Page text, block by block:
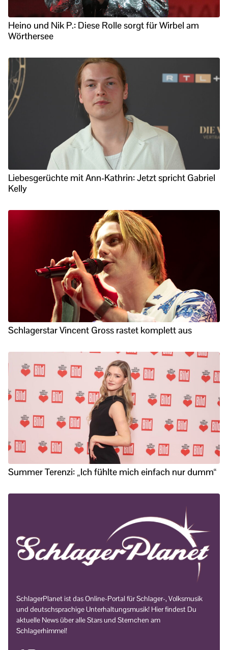
Heino und Nik P.: Diese Rolle sorgt für Wirbel am
Wörthersee
Liebesgerüchte mit Ann-Kathrin: Jetzt spricht Gabriel
Kelly
Schlagerstar Vincent Gross rastet komplett aus
Summer Terenzi: „Ich fühlte mich einfach nur dumm“
SchlagerPlanet ist das Online-Portal für Schlager-, Volksmusik
und deutschsprachige Unterhaltungsmusik! Hier findest Du
aktuelle News über alle Stars und Sternchen am
Schlagerhimmel!